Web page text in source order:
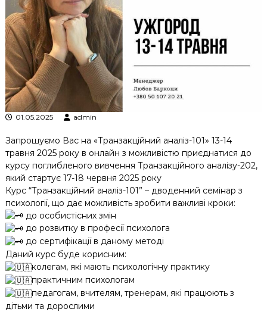
к
й
н
о
о
а
а
і
01.05.2025 admin
Запрошуємо Вас на «Транзакційний аналіз-101» 13-14
травня 2025 року в онлайн з можливістю приєднатися до
курсу поглибленого вивчення Транзакційного аналізу-202,
який стартує 17-18 червня 2025 року
Курс “Транзакційний аналіз-101” – дводенний семінар з
психології, що дає можливість зробити важливі кроки:
до особистісних змін
до розвитку в професії психолога
до сертифікації в даному методі
Даний курс буде корисним:
колегам, які мають психологічну практику
практичним психологам
педагогам, вчителям, тренерам, які працюють з
дітьми та дорослими